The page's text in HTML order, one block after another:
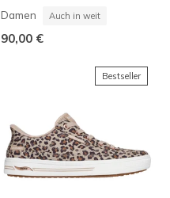
Damen Auch in weit
90,00 €
Bestseller